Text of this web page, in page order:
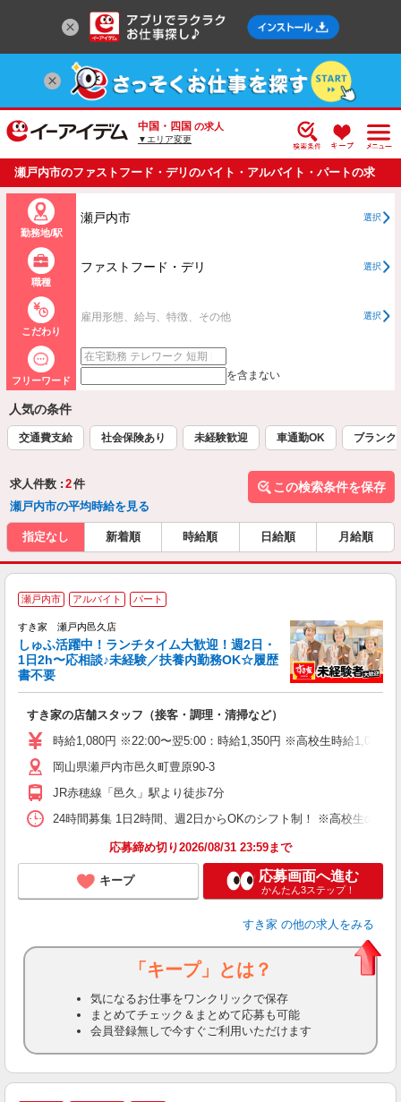
中国・四国 の求人
▼エリア変更
瀬戸内市のファストフード・デリのバイト・アルバイト・パートの求
人情報一覧
勤務地/駅
瀬戸内市 選択
職種
ファストフード・デリ 選択
こだわり
雇用形態、給与、特徴、その他 選択
フリーワード を含まない
人気の条件
交通費支給 社会保険あり 未経験歓迎 車通勤OK ブランク
求人件数 : 2件
瀬戸内市の平均時給を見る
この検索条件を保存
指定なし 新着順 時給順 日給順 月給順
瀬戸内市 アルバイト パート
すき家 瀬戸内邑久店
しゅふ活躍中！ランチタイム大歓迎！週2日・
1日2h〜応相談♪未経験／扶養内勤務OK☆履歴
書不要
すき家の店舗スタッフ（接客・調理・清掃など）
時給1,080円 ※22:00〜翌5:00：時給1,350円 ※高校生時給1,047
岡山県瀬戸内市邑久町豊原90-3
JR赤穂線「邑久」駅より徒歩7分
24時間募集 1日2時間、週2日からOKのシフト制！ ※高校生のシ
応募締め切り2026/08/31 23:59まで
キープ 応募画面へ進む
かんたん3ステップ！
すき家 の他の求人をみる
「キープ」とは？
気になるお仕事をワンクリックで保存
まとめてチェック＆まとめて応募も可能
会員登録無しで今すぐご利用いただけます